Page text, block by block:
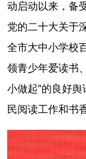
动启动以来，备
党的二十大关于
全市大中小学校
领青少年爱读书
小做起”的良好
民阅读工作和书